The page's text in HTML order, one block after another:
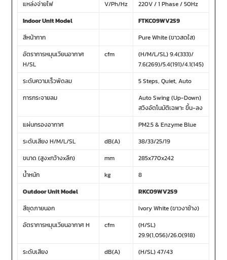
แหล่งจ่ายไฟ V/Ph/Hz
220V / 1 Phase / 50Hz
Indoor Unit Model
FTKC09WV2S9
สีหน้ากาก
Pure White (ขาวสดใส)
อัตราการหมุนเวียนอากาศ
H/SL
cfm
(H/M/L/SL) 9.4(333)/
7.6(269)/5.4(191)/4.1(145)
ระดับความเร็วพัดลม
5 Steps, Quiet, Auto
การกระจายลม
Auto Swing (Up-Down)
สวิงอัตโนมัติเฉพาะ ขึ้น-ลง
แผ่นกรองอากาศ
PM2.5 & Enzyme Blue
ระดับเสียง H/M/L/SL
dB(A)
38/33/25/19
ขนาด (สูงxกว้างxลึก)
mm
285x770x242
น้ำหนัก
kg
8
Outdoor Unit Model
RKC09WV2S9
สีชุดภายนอก
Ivory White (ขาวงาช้าง)
อัตราการหมุนเวียนอากาศ H
cfm
(H/SL)
29.9(1,056)/26.0(918)
ระดับเสียง
dB(A)
(H/SL) 47/43